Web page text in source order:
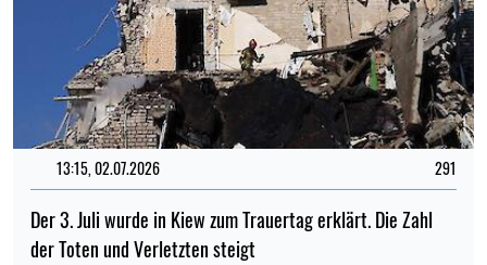
13:15, 02.07.2026 291
Der 3. Juli wurde in Kiew zum Trauertag erklärt. Die Zahl
der Toten und Verletzten steigt